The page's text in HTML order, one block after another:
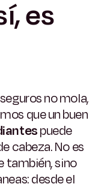
es
no mola,
que un buen
puede
cabeza. No es
también, sino
desde el